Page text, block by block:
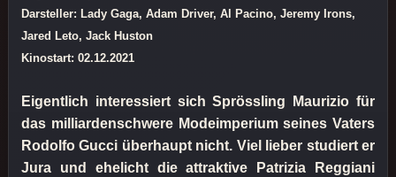
Darsteller: Lady Gaga, Adam Driver, Al Pacino, Jeremy Irons,
Jared Leto, Jack Huston
Kinostart: 02.12.2021
Eigentlich interessiert sich Sprössling Maurizio für
das milliardenschwere Modeimperium seines Vaters
Rodolfo Gucci überhaupt nicht. Viel lieber studiert er
Jura und ehelicht die attraktive Patrizia Reggiani